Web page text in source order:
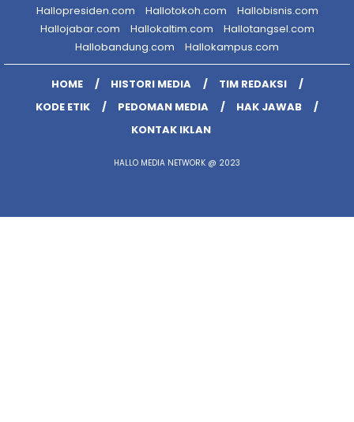
Hallopresiden.com
Hallotokoh.com
Hallobisnis.com
Hallojabar.com
Hallokaltim.com
Hallotangsel.com
Hallobandung.com
Hallokampus.com
HOME HISTORI MEDIA
TIM REDAKSI
KODE ETIK
PEDOMAN MEDIA
HAK JAWAB
KONTAK IKLAN
HALLO MEDIA NETWORK @ 2023